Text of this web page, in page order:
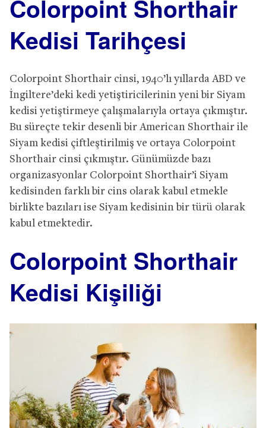
Colorpoint Shorthair
Kedisi Tarihçesi
Colorpoint Shorthair cinsi, 1940’lı yıllarda ABD ve
İngiltere’deki kedi yetiştiricilerinin yeni bir Siyam
kedisi yetiştirmeye çalışmalarıyla ortaya çıkmıştır.
Bu süreçte tekir desenli bir American Shorthair ile
Siyam kedisi çiftleştirilmiş ve ortaya Colorpoint
Shorthair cinsi çıkmıştır. Günümüzde bazı
organizasyonlar Colorpoint Shorthair’i Siyam
kedisinden farklı bir cins olarak kabul etmekle
birlikte bazıları ise Siyam kedisinin bir türü olarak
kabul etmektedir.
Colorpoint Shorthair
Kedisi Kişiliği